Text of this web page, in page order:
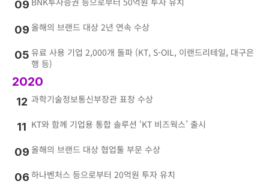
09
09 올해의 브랜드 대상 2년 연속 수상
05 유료 사용 기업 2,000개 돌파 (KT, S-OIL, 이랜드리테일, 대구은
행 등)
2020
12 과학기술정보통신부장관 표창 수상
11 KT와 함께 기업용 통합 솔루션 ‘KT 비즈웍스’ 출시
09 올해의 브랜드 대상 협업툴 부문 수상
06 하나벤처스 등으로부터 20억원 투자 유치